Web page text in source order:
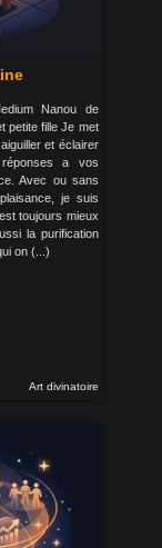
Nanou de
petite fille Je met
et éclairer
a vos
Avec ou sans
je suis
toujours mieux
la purification
on (...)
Art divinatoire